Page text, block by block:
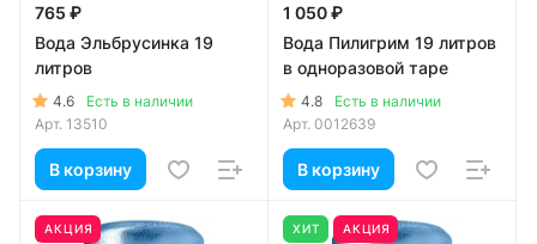
765 ₽
Вода Эльбрусинка 19
литров
4.6
Есть в наличии
Арт. 13510
В корзину
1 050 ₽
Вода Пилигрим 19 литров
в одноразовой таре
4.8
Есть в наличии
Арт. 0012639
В корзину
АКЦИЯ ХИТ АКЦИЯ